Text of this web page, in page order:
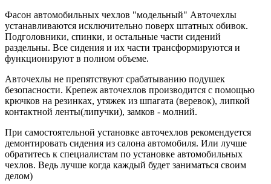
Фасон автомобильных чехлов "модельный" Авточехлы
устанавливаются исключительно поверх штатных обивок.
Подголовники, спинки, и остальные части сидений
раздельны. Все сидения и их части трансформируются и
функционируют в полном объеме.
Авточехлы не препятствуют срабатыванию подушек
безопасности. Крепеж авточехлов производится с помощью
крючков на резинках, утяжек из шпагата (веревок), липкой
контактной ленты(липучки), замков - молний.
При самостоятельной установке авточехлов рекомендуется
демонтировать сидения из салона автомобиля. Или лучше
обратитесь к специалистам по установке автомобильных
чехлов. Ведь лучше когда каждый будет заниматься своим
делом)